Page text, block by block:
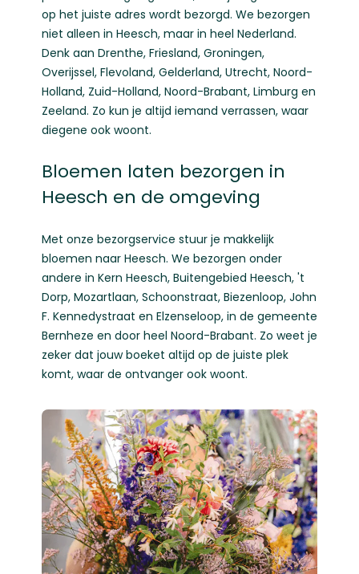
op het juiste adres wordt bezorgd. We bezorgen
niet alleen in Heesch, maar in heel Nederland.
Denk aan Drenthe, Friesland, Groningen,
Overijssel, Flevoland, Gelderland, Utrecht, Noord-
Holland, Zuid-Holland, Noord-Brabant, Limburg en
Zeeland. Zo kun je altijd iemand verrassen, waar
diegene ook woont.
Bloemen laten bezorgen in
Heesch en de omgeving
Met onze bezorgservice stuur je makkelijk
bloemen naar Heesch. We bezorgen onder
andere in Kern Heesch, Buitengebied Heesch, 't
Dorp, Mozartlaan, Schoonstraat, Biezenloop, John
F. Kennedystraat en Elzenseloop, in de gemeente
Bernheze en door heel Noord-Brabant. Zo weet je
zeker dat jouw boeket altijd op de juiste plek
komt, waar de ontvanger ook woont.